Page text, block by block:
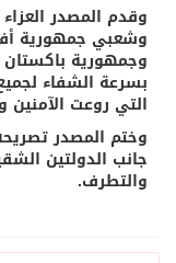
وقدم المصدر
وشعبي جمهورية
وجمهورية باكستان
بسرعة الشفاء
التي روعت الآمنين
وختم المصدر
جانب الدولتين
والتطرف.